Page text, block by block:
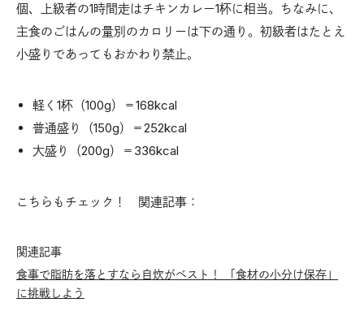
個、上級者の1時間走はチキンカレー1杯に相当。ちなみに、
主食のごはんの量別のカロリーは下の通り。初級者はたとえ
小盛りであってもおかわり禁止。
軽く1杯（100g）＝168kcal
普通盛り（150g）＝252kcal
大盛り（200g）＝336kcal
こちらもチェック！ 関連記事：
関連記事
食事で脂肪を落とすなら自炊がベスト！ 「食材の小分け保存」
に挑戦しよう